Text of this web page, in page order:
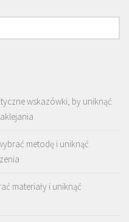
wskazówki, by uniknąć
metodę i uniknąć
materiały i uniknąć